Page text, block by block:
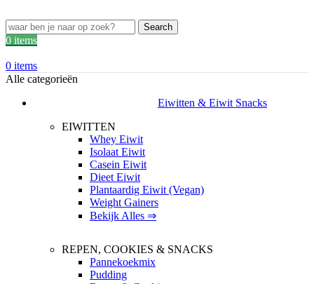
Search
0 items
0 items
Alle categorieën
Eiwitten & Eiwit Snacks
EIWITTEN
Whey Eiwit
Isolaat Eiwit
Casein Eiwit
Dieet Eiwit
Plantaardig Eiwit (Vegan)
Weight Gainers
Bekijk Alles ⇒
REPEN, COOKIES & SNACKS
Pannekoekmix
Pudding